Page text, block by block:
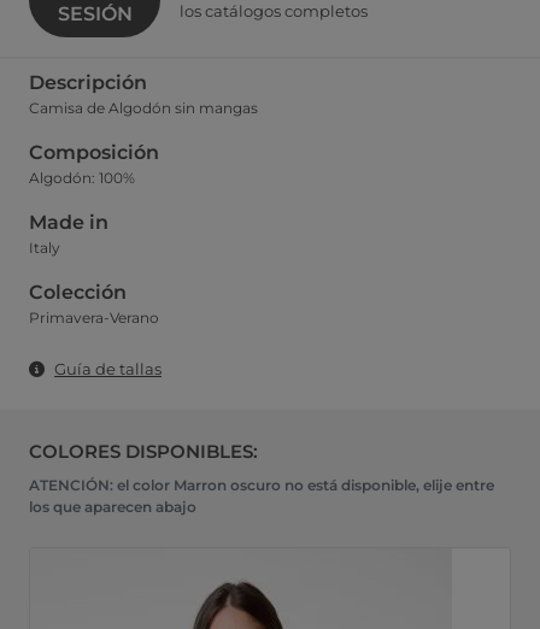
SESIÓN
los catálogos completos
Descripción
Camisa de Algodón sin mangas
Composición
Algodón: 100%
Made in
Italy
Colección
Primavera-Verano
Guía de tallas
COLORES DISPONIBLES:
ATENCIÓN: el color Marron oscuro no está disponible, elije entre
los que aparecen abajo